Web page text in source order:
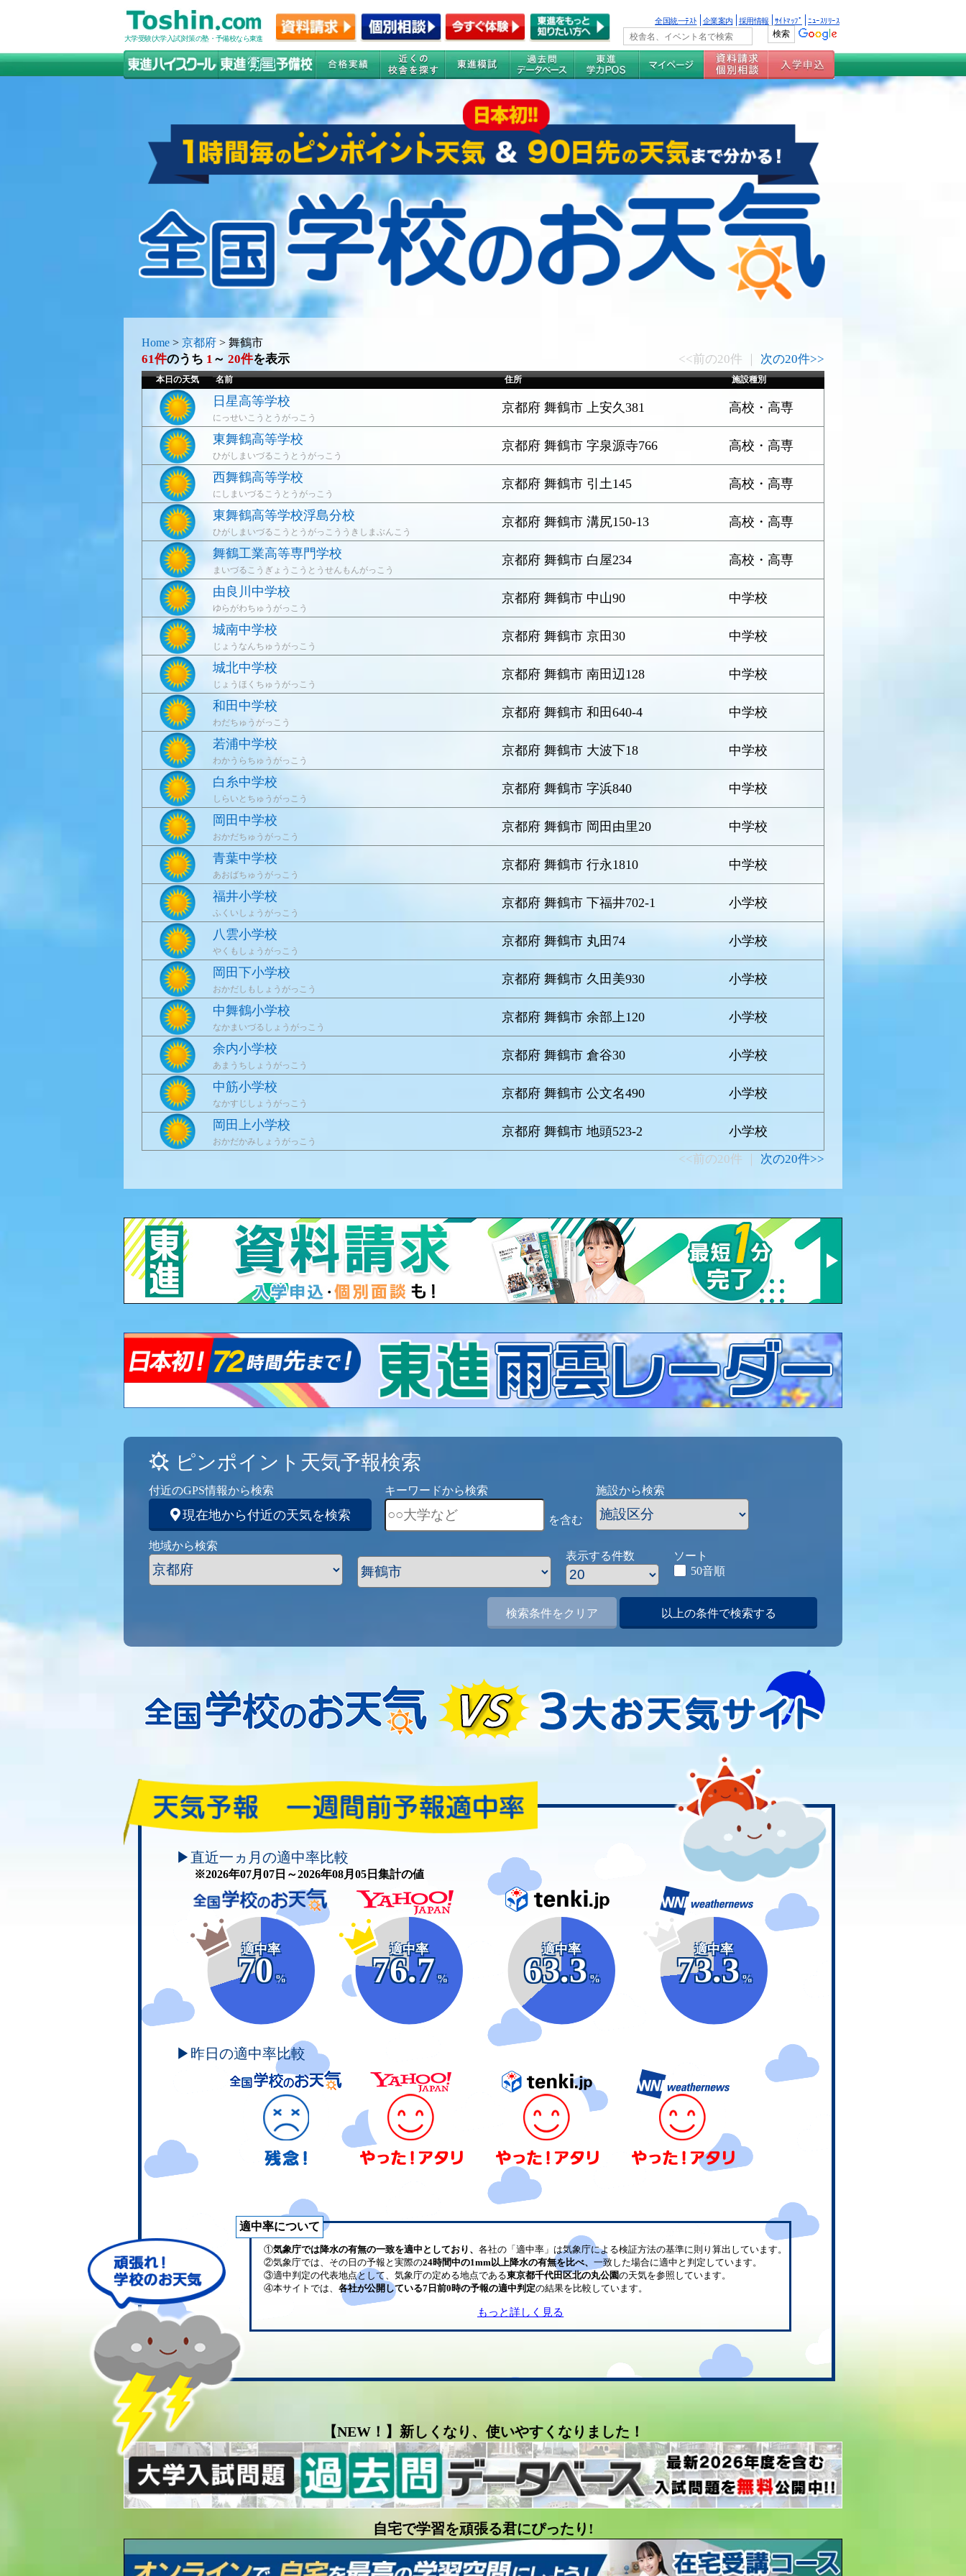
大学受験(大学入試)対策の塾・予備校なら東進
全国統一ﾃｽﾄ 企業案内 採用情報 ｻｲﾄﾏｯﾌﾟ ﾆｭｰｽﾘﾘｰｽ
Home > 京都府 > 舞鶴市
61件のうち 1 ～ 20件を表示 <<前の20件 ｜ 次の20件>>
本日の天気 名前 住所 施設種別
日星高等学校
にっせいこうとうがっこう
京都府 舞鶴市 上安久381 高校・高専
東舞鶴高等学校
ひがしまいづるこうとうがっこう
京都府 舞鶴市 字泉源寺766 高校・高専
西舞鶴高等学校
にしまいづるこうとうがっこう
京都府 舞鶴市 引土145 高校・高専
東舞鶴高等学校浮島分校
ひがしまいづるこうとうがっこううきしまぶんこう
京都府 舞鶴市 溝尻150-13 高校・高専
舞鶴工業高等専門学校
まいづるこうぎょうこうとうせんもんがっこう
京都府 舞鶴市 白屋234 高校・高専
由良川中学校
ゆらがわちゅうがっこう
京都府 舞鶴市 中山90 中学校
城南中学校
じょうなんちゅうがっこう
京都府 舞鶴市 京田30 中学校
城北中学校
じょうほくちゅうがっこう
京都府 舞鶴市 南田辺128 中学校
和田中学校
わだちゅうがっこう
京都府 舞鶴市 和田640-4 中学校
若浦中学校
わかうらちゅうがっこう
京都府 舞鶴市 大波下18 中学校
白糸中学校
しらいとちゅうがっこう
京都府 舞鶴市 字浜840 中学校
岡田中学校
おかだちゅうがっこう
京都府 舞鶴市 岡田由里20 中学校
青葉中学校
あおばちゅうがっこう
京都府 舞鶴市 行永1810 中学校
福井小学校
ふくいしょうがっこう
京都府 舞鶴市 下福井702-1 小学校
八雲小学校
やくもしょうがっこう
京都府 舞鶴市 丸田74 小学校
岡田下小学校
おかだしもしょうがっこう
京都府 舞鶴市 久田美930 小学校
中舞鶴小学校
なかまいづるしょうがっこう
京都府 舞鶴市 余部上120 小学校
余内小学校
あまうちしょうがっこう
京都府 舞鶴市 倉谷30 小学校
中筋小学校
なかすじしょうがっこう
京都府 舞鶴市 公文名490 小学校
岡田上小学校
おかだかみしょうがっこう
京都府 舞鶴市 地頭523-2 小学校
<<前の20件 ｜ 次の20件>>
ピンポイント天気予報検索
付近のGPS情報から検索
現在地から付近の天気を検索
キーワードから検索
を含む
施設から検索
地域から検索
表示する件数
ソート
50音順
検索条件をクリア 以上の条件で検索する
頑張れ！学校のお天気
▶直近一ヵ月の適中率比較
※2026年07月07日～2026年08月05日集計の値
適中率
70
%
適中率
76.7
%
適中率
63.3
%
適中率
73.3
%
▶昨日の適中率比較
適中率について
①気象庁では降水の有無の一致を適中としており、 各社の「適中率」は気象庁による検証方法の基準に則り算出しています。
②気象庁では、その日の予報と実際の24時間中の1mm以上降水の有無を比べ、 一致した場合に適中と判定しています。
③適中判定の代表地点として、気象庁の定める地点である東京都千代田区北の丸公園の天気を参照しています。
④本サイトでは、 各社が公開している7日前0時の予報の適中判定の結果を比較しています。
もっと詳しく見る
【NEW！】新しくなり、使いやすくなりました！
自宅で学習を頑張る君にぴったり!